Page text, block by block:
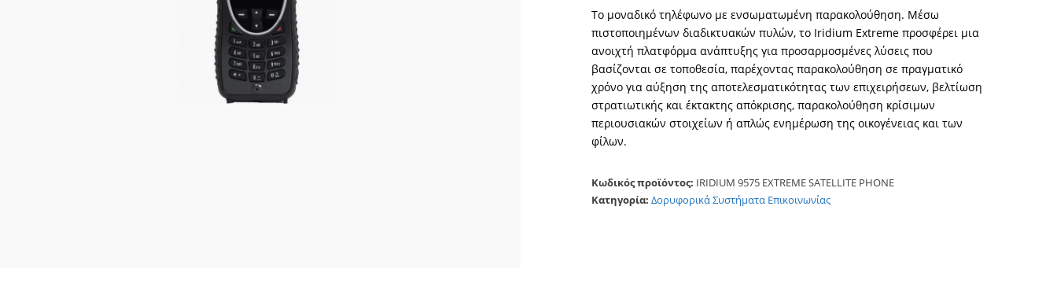
Το μοναδικό τηλέφωνο με ενσωματωμένη παρακολούθηση. Μέσω
πιστοποιημένων διαδικτυακών πυλών, το Iridium Extreme προσφέρει μια
ανοιχτή πλατφόρμα ανάπτυξης για προσαρμοσμένες λύσεις που
βασίζονται σε τοποθεσία, παρέχοντας παρακολούθηση σε πραγματικό
χρόνο για αύξηση της αποτελεσματικότητας των επιχειρήσεων, βελτίωση
στρατιωτικής και έκτακτης απόκρισης, παρακολούθηση κρίσιμων
περιουσιακών στοιχείων ή απλώς ενημέρωση της οικογένειας και των
φίλων.
Κωδικός προϊόντος: IRIDIUM 9575 EXTREME SATELLITE PHONE
Κατηγορία: Δορυφορικά Συστήματα Επικοινωνίας